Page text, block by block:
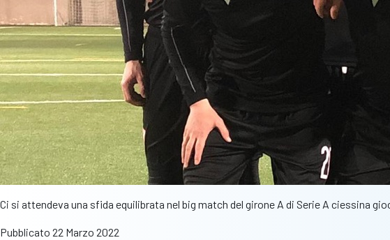
Ci si attendeva una sfida equilibrata nel big match del girone A di Serie A ciessina
Pubblicato 22 Marzo 2022